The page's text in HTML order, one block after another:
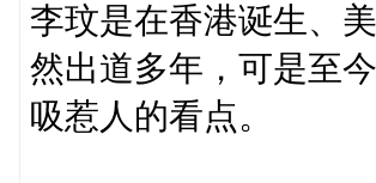
李玟是在香港诞生、
然出道多年，可是至
吸惹人的看点。